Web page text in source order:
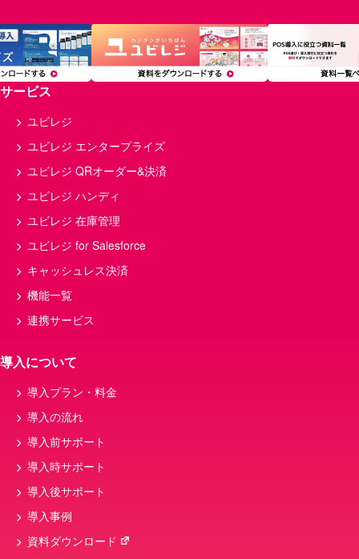
サービス
ユビレジ
ユビレジ エンタープライズ
ユビレジ QRオーダー&決済
ユビレジ ハンディ
ユビレジ 在庫管理
ユビレジ for Salesforce
キャッシュレス決済
機能一覧
連携サービス
導入について
導入プラン・料金
導入の流れ
導入前サポート
導入時サポート
導入後サポート
導入事例
資料ダウンロード